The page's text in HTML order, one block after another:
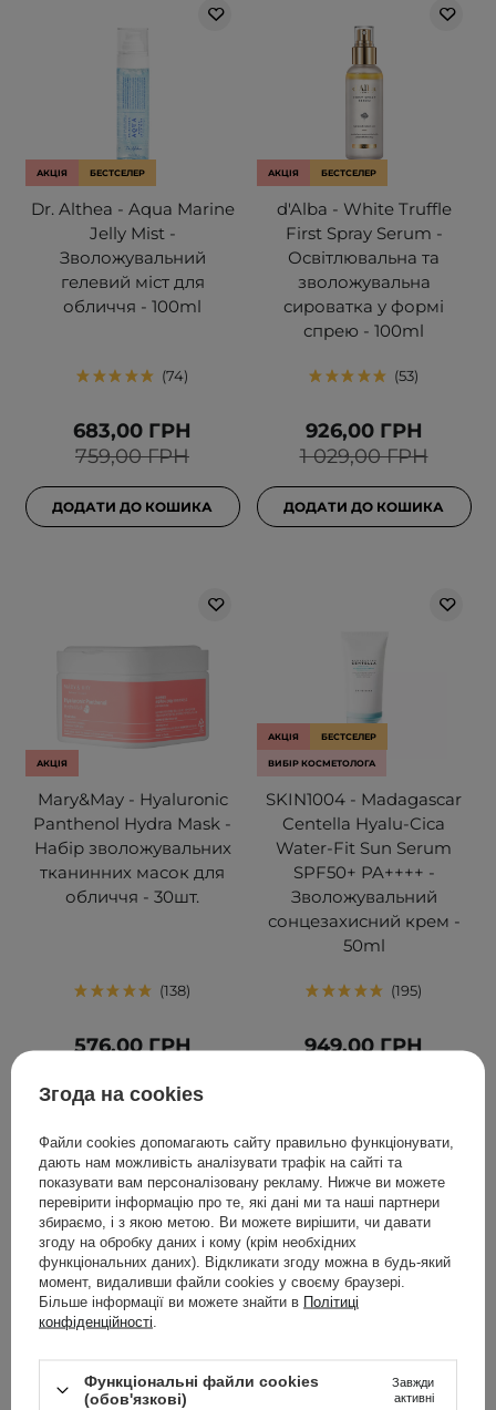
АКЦІЯ БЕСТСЕЛЕР
Dr. Althea - Aqua Marine
Jelly Mist -
Зволожувальний
гелевий міст для
обличчя - 100ml
74
759,00 ГРН
683,00 ГРН
ДОДАТИ ДО КОШИКА
АКЦІЯ БЕСТСЕЛЕР
d'Alba - White Truffle
First Spray Serum -
Освітлювальна та
зволожувальна
сироватка у формі
спрею - 100ml
53
1 029,00 ГРН
926,00 ГРН
ДОДАТИ ДО КОШИКА
АКЦІЯ
Mary&May - Hyaluronic
Panthenol Hydra Mask -
Набір зволожувальних
тканинних масок для
обличчя - 30шт.
138
576,00 ГРН
АКЦІЯ БЕСТСЕЛЕР
ВИБІР КОСМЕТОЛОГА
SKIN1004 - Madagascar
Centella Hyalu-Cica
Water-Fit Sun Serum
SPF50+ PA++++ -
Зволожувальний
сонцезахисний крем -
50ml
195
949,00 ГРН
БЕСТСЕЛЕР
Згода на cookies
Файли cookies допомагають сайту правильно функціонувати,
дають нам можливість аналізувати трафік на сайті та
показувати вам персоналізовану рекламу. Нижче ви можете
перевірити інформацію про те, які дані ми та наші партнери
збираємо, і з якою метою. Ви можете вирішити, чи давати
згоду на обробку даних і кому (крім необхідних
функціональних даних). Відкликати згоду можна в будь-який
момент, видаливши файли cookies у своєму браузері.
Більше інформації ви можете знайти в Політиці
конфіденційності
Функціональні файли cookies
(обов'язкові)
Завжди
активні